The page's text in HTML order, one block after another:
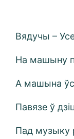
Вядучы –
На машыну
А машына
Павязе ў
Пад музыку